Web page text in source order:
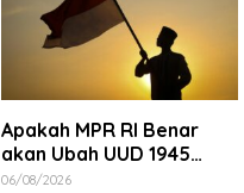
Apakah MPR RI Benar
akan Ubah UUD 1945
Tahun Ini? Tuntas!
06/08/2026